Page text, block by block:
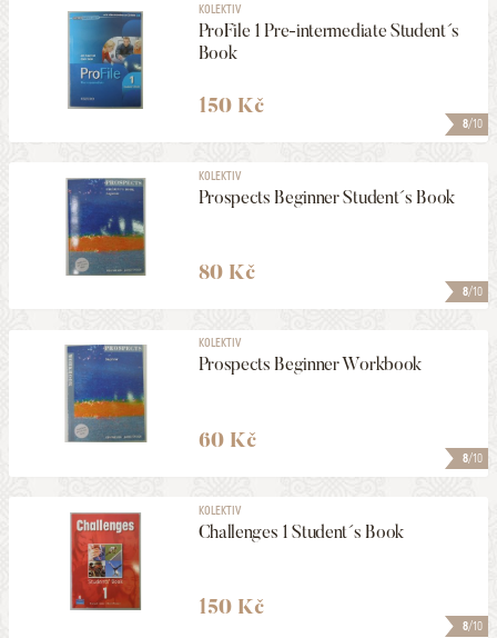
8/10
KOLEKTIV
ProFile 1 Pre-intermediate Student´s
Book
150 Kč
8/10
KOLEKTIV
Prospects Beginner Student´s Book
80 Kč
8/10
KOLEKTIV
Prospects Beginner Workbook
60 Kč
8/10
KOLEKTIV
Challenges 1 Student´s Book
150 Kč